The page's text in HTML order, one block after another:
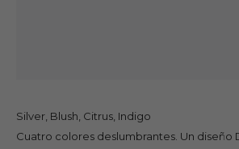
Silver, Blush, Citrus, Indigo
Cuatro colores deslumbrantes. Un diseño